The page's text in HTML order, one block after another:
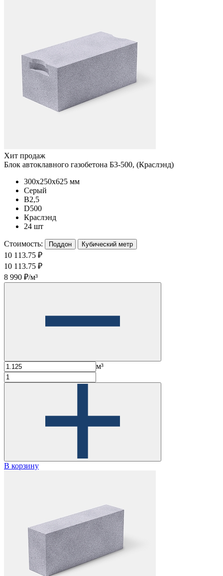
Хит продаж
Блок автоклавного газобетона Б3-500, (Краслэнд)
300x250x625 мм
Серый
B2,5
D500
Краслэнд
24 шт
Стоимость: Поддон Кубический метр
10 113.75 ₽
10 113.75 ₽
8 990 ₽/м³
м³
В корзину